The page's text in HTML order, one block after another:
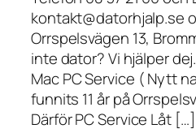
kontakt@datorhjalp.se
Orrspelsvägen 13,
inte dator? Vi hjälper
Mac PC Service ( Nytt
funnits 11 år på
Därför PC Service Låt […]